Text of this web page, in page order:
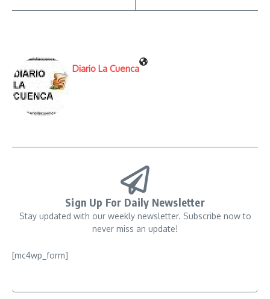
Diario La Cuenca
Sign Up For Daily Newsletter
Stay updated with our weekly newsletter. Subscribe now to
never miss an update!
[mc4wp_form]